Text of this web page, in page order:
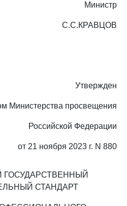
Министр
С.С.КРАВЦОВ
Утвержден
Министерства просвещения
Российской Федерации
от 21 ноября 2023 г. N 880
ГОСУДАРСТВЕННЫЙ
СТАНДАРТ